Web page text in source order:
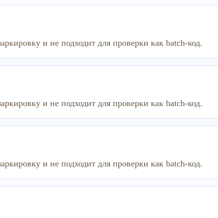
и не подходит для проверки как batch-код.
и не подходит для проверки как batch-код.
и не подходит для проверки как batch-код.